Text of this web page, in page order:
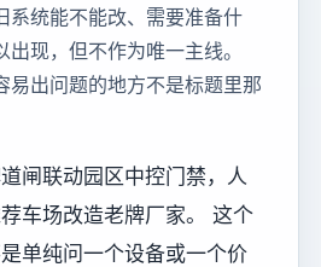
系统能不能改、需要准备什
现，但不作为唯一主线。
易出问题的地方不是标题里那
闸联动园区中控门禁，人
车场改造老牌厂家。 这个
单纯问一个设备或一个价